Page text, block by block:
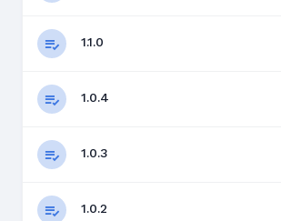
1.1.0
1.0.4
1.0.3
1.0.2